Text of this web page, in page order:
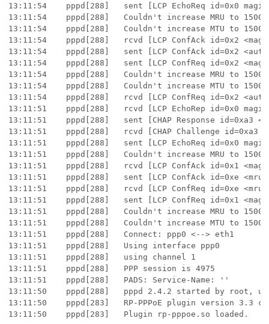
13:11:54	pppd[288]	sent [LCP EchoReq id=0x0 magic=0x98050059]
13:11:54	pppd[288]	Couldn't increase MRU to 1500
13:11:54	pppd[288]	Couldn't increase MTU to 1500
13:11:54	pppd[288]	rcvd [LCP ConfAck id=0x2 <magic 0x98050059>] 00 00 00 00 00 00 00 00 00 00 00 00 00 00 00 00 00 00 00 00 00 00 00 00 00 00 00 00 88 88 88 88
13:11:54	pppd[288]	sent [LCP ConfAck id=0x2 <auth chap MD5> <magic 0xb8f359d8>]
13:11:54	pppd[288]	sent [LCP ConfReq id=0x2 <magic 0x98050059>]
13:11:54	pppd[288]	Couldn't increase MRU to 1500
13:11:54	pppd[288]	Couldn't increase MTU to 1500
13:11:54	pppd[288]	rcvd [LCP ConfReq id=0x2 <auth chap MD5> <magic 0xb8f359d8>] 00 00 00 00 00 00 0 0 00 00 00 00 00 00 00 00 00 00 00 00 00 00 00 00 88 88 88 88
13:11:51	pppd[288]	rcvd [LCP EchoRep id=0x0 magic=0xf6841da] 00 00 00 00 00 00 00 00 00 00 00 00 00 00 00 00 00 00 00 00 00 00 00 00 00 00 88 88 88 88
13:11:51	pppd[288]	sent [CHAP Response id=0xa3 <7372636943fdb9e2c2f74f8db960a3f3>, name = "xxx_mystere!_xxx@ clubadsl1"]
13:11:51	pppd[288]	rcvd [CHAP Challenge id=0xa3 <11ef9cbcdc7be734cd30e917312bdf63>, name = "BSSGW11 3"] 00 00 00 00 00 00 00 00 00 88 88 88 88
13:11:51	pppd[288]	sent [LCP EchoReq id=0x0 magic=0xeaaaa55]
13:11:51	pppd[288]	Couldn't increase MRU to 1500
13:11:51	pppd[288]	rcvd [LCP ConfAck id=0x1 <magic 0xeaaaa55>] 00 00 00 00 00 00 00 00 00 00 00 00 00 00 00 00 00 00 00 00 00 00 00 00 00 00 00 00 88 88 88 88
13:11:51	pppd[288]	sent [LCP ConfAck id=0xe <mru 1492> <auth chap MD5> <magic 0xf6841da>]
13:11:51	pppd[288]	rcvd [LCP ConfReq id=0xe <mru 1492> <auth chap MD5> <magic 0xf6841da>] 00 00 00 00 00 00 00 00 00 00 00 00 00 00 00 00 00 00 00 88 88 88 88
13:11:51	pppd[288]	sent [LCP ConfReq id=0x1 <magic 0xeaaaa55>]
13:11:51	pppd[288]	Couldn't increase MRU to 1500
13:11:51	pppd[288]	Couldn't increase MTU to 1500
13:11:51	pppd[288]	Connect: ppp0 <--> eth1
13:11:51	pppd[288]	Using interface ppp0
13:11:51	pppd[288]	using channel 1
13:11:51	pppd[288]	PPP session is 4975
13:11:51	pppd[288]	PADS: Service-Name: ''
13:11:50	pppd[288]	pppd 2.4.2 started by root, uid 0
13:11:50	pppd[283]	RP-PPPoE plugin version 3.3 compiled against pppd 2.4.2
13:11:50	pppd[283]	Plugin rp-pppoe.so loaded.